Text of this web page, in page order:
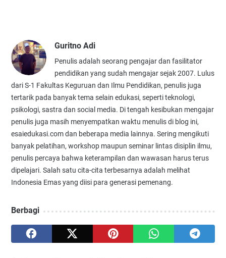
Guritno Adi
Penulis adalah seorang pengajar dan fasilitator
pendidikan yang sudah mengajar sejak 2007. Lulus
dari S-1 Fakultas Keguruan dan Ilmu Pendidikan, penulis juga
tertarik pada banyak tema selain edukasi, seperti teknologi,
psikologi, sastra dan social media. Di tengah kesibukan mengajar
penulis juga masih menyempatkan waktu menulis di blog ini,
esaiedukasi.com dan beberapa media lainnya. Sering mengikuti
banyak pelatihan, workshop maupun seminar lintas disiplin ilmu,
penulis percaya bahwa keterampilan dan wawasan harus terus
dipelajari. Salah satu cita-cita terbesarnya adalah melihat
Indonesia Emas yang diisi para generasi pemenang.
Berbagi